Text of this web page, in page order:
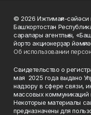
© 2026 Ижтимағи-сәйәси
Башҡортостан
саралары агентлығы,
йорто акционерҙар
Об использовании
Свидетельство о
мая 2025 года выдано
надзору в сфере связи,
массовых коммуникаций
Некоторые материалы
предназначены для